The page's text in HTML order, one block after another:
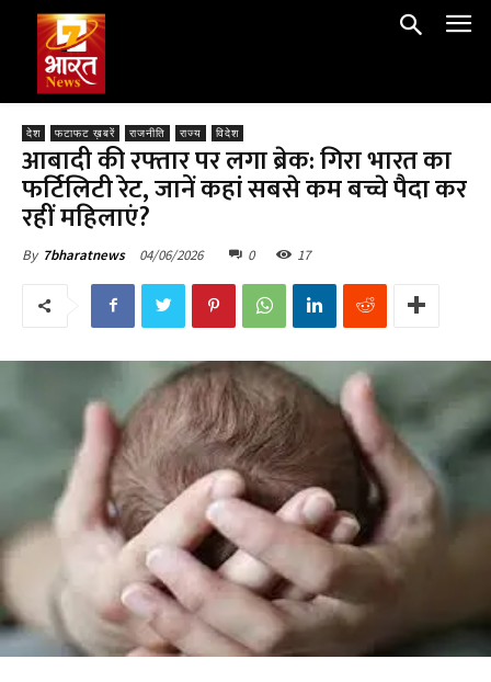
देश फटाफट ख़बरें राजनीति राज्य विदेश
आबादी की रफ्तार पर लगा ब्रेक: गिरा भारत का
फर्टिलिटी रेट, जानें कहां सबसे कम बच्चे पैदा कर
रहीं महिलाएं?
By 7bharatnews 04/06/2026 0 17